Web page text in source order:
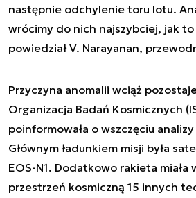
następnie odchylenie toru lotu.
wrócimy do nich najszybciej, jak to
powiedział V. Narayanan,
Przyczyna anomalii wciąż
Organizacja Badań Kosmicznych
poinformowała o wszczęciu
Głównym ładunkiem misji była
EOS-N1. Dodatkowo rakieta miała
przestrzeń kosmiczną 15 innych